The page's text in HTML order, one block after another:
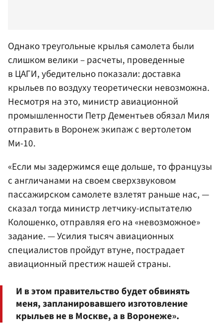
Однако треугольные крылья самолета были
слишком велики – расчеты, проведенные
в ЦАГИ, убедительно показали: доставка
крыльев по воздуху теоретически невозможна.
Несмотря на это, министр авиационной
промышленности Петр Дементьев обязал Миля
отправить в Воронеж экипаж с вертолетом
Ми-10.
«Если мы задержимся еще дольше, то французы
с англичанами на своем сверхзвуковом
пассажирском самолете взлетят раньше нас, —
сказал тогда министр летчику-испытателю
Колошенко, отправляя его на «невозможное»
задание. — Усилия тысяч авиационных
специалистов пройдут втуне, пострадает
авиационный престиж нашей страны.
И в этом правительство будет обвинять
меня, запланировавшего изготовление
крыльев не в Москве, а в Воронеже».